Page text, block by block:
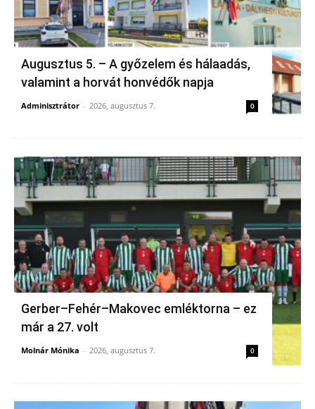
Augusztus 5. – A győzelem és hálaadás,
valamint a horvát honvédők napja
Adminisztrátor - 2026, augusztus 7. 0
Gerber–Fehér–Makovec emléktorna – ez
már a 27. volt
Molnár Mónika - 2026, augusztus 7. 0